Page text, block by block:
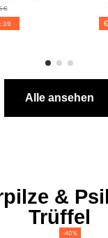
€
38
Alle ansehen
&
Trüffel
-40%